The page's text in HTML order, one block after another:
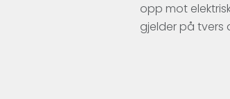
opp mot
gjelder på tvers